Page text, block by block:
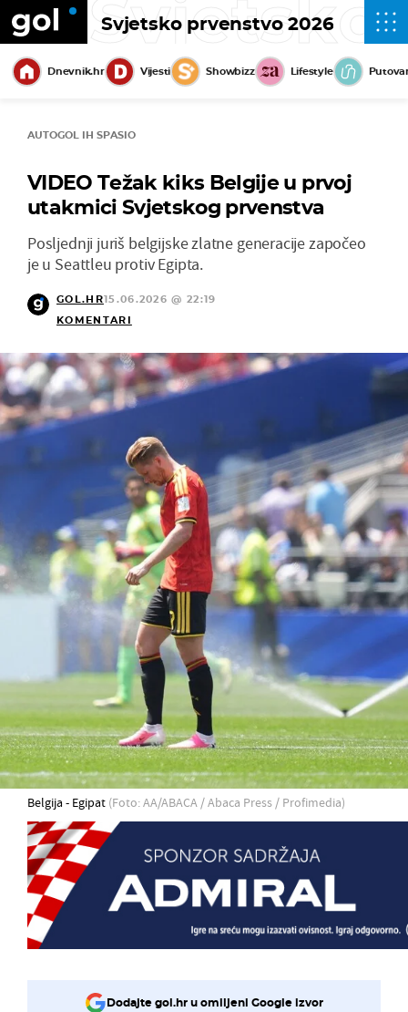
Svjetsko prvenstvo 2026
Dnevnik.hr Vijesti Showbizz Lifestyle
AUTOGOL IH SPASIO
VIDEO Težak kiks Belgije u prvoj
utakmici Svjetskog prvenstva
Posljednji juriš belgijske zlatne generacije započeo
je u Seattleu protiv Egipta.
GOL.HR15.06.2026 @ 22:19
KOMENTARI
Belgija - Egipat (Foto: AA/ABACA / Abaca Press / Profimedia)
Dodajte gol.hr u omiljeni Google izvor